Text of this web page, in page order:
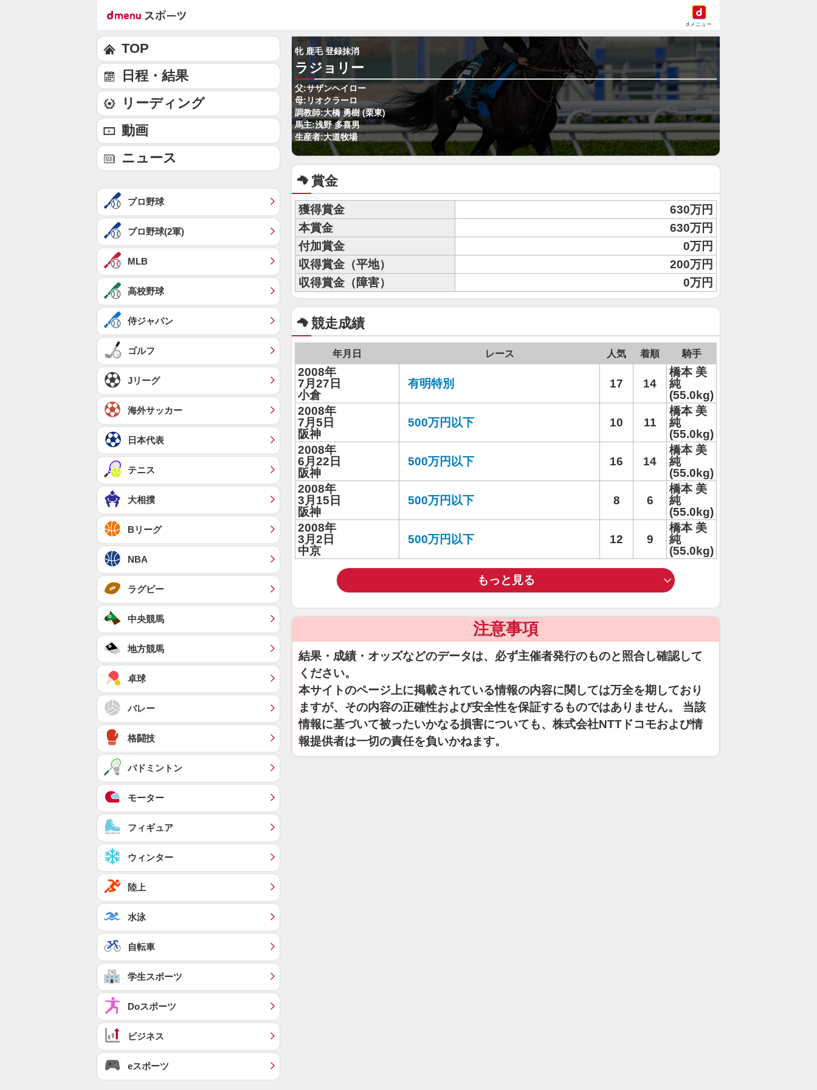
dメニュー
牝 鹿毛 登録抹消
ラジョリー
父:サザンヘイロー
母:リオクラーロ
調教師:大橋 勇樹 (栗東)
馬主:浅野 多喜男
生産者:大道牧場
賞金
獲得賞金
630万円
本賞金
630万円
付加賞金
0万円
収得賞金（平地）
200万円
収得賞金（障害）
0万円
競走成績
年月日 レース 人気 着順 騎手
2008年
7月27日
小倉
有明特別 17 14
橋本 美
純
(55.0kg)
2008年
7月5日
阪神
500万円以下 10 11
橋本 美
純
(55.0kg)
2008年
6月22日
阪神
500万円以下 16 14
橋本 美
純
(55.0kg)
2008年
3月15日
阪神
500万円以下 8 6
橋本 美
純
(55.0kg)
2008年
3月2日
中京
500万円以下 12 9
橋本 美
純
(55.0kg)
もっと見る
注意事項
結果・成績・オッズなどのデータは、必ず主催者発行のものと照合し確認して
ください。
本サイトのページ上に掲載されている情報の内容に関しては万全を期しており
ますが、その内容の正確性および安全性を保証するものではありません。 当該
情報に基づいて被ったいかなる損害についても、株式会社NTTドコモおよび情
報提供者は一切の責任を負いかねます。
TOP
日程・結果
リーディング
動画
ニュース
プロ野球
プロ野球(2軍)
MLB
高校野球
侍ジャパン
ゴルフ
Jリーグ
海外サッカー
日本代表
テニス
大相撲
Bリーグ
NBA
ラグビー
中央競馬
地方競馬
卓球
バレー
格闘技
バドミントン
モーター
フィギュア
ウィンター
陸上
水泳
自転車
学生スポーツ
Doスポーツ
ビジネス
eスポーツ